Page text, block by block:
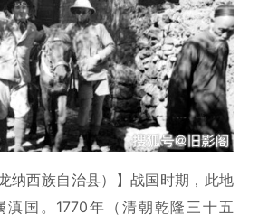
纳西族自治县）】战国时期，此地
滇国。1770年（清朝乾隆三十五